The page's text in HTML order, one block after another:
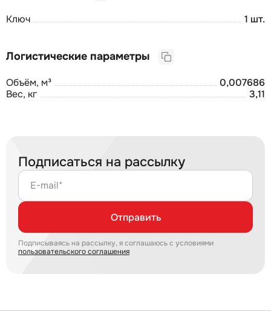
Ключ 1 шт.
Логистические параметры
Объём, м³
0,007686
Вес, кг
3,11
Подписаться на рассылку
E-mail*
Отправить
Подписываясь на рассылку, я соглашаюсь с условиями
пользовательского соглашения